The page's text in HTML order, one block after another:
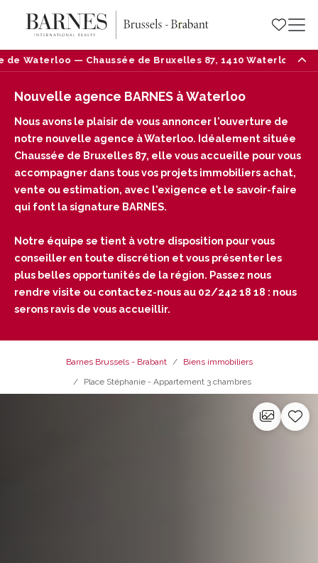
de Bruxelles 87, 1410 Waterloo — Tél : 02/242 18 18
Nouvelle agence BARNES à Waterloo
Nous avons le plaisir de vous annoncer l'ouverture de
notre nouvelle agence à Waterloo. Idéalement située
Chaussée de Bruxelles 87, elle vous accueille pour vous
accompagner dans tous vos projets immobiliers achat,
vente ou estimation, avec l'exigence et le savoir-faire
qui font la signature BARNES.
Notre équipe se tient à votre disposition pour vous
conseiller en toute discrétion et vous présenter les
plus belles opportunités de la région. Passez nous
rendre visite ou contactez-nous au 02/242 18 18 : nous
serons ravis de vous accueillir.
Barnes Brussels - Brabant
Biens immobiliers
Place Stéphanie - Appartement 3 chambres